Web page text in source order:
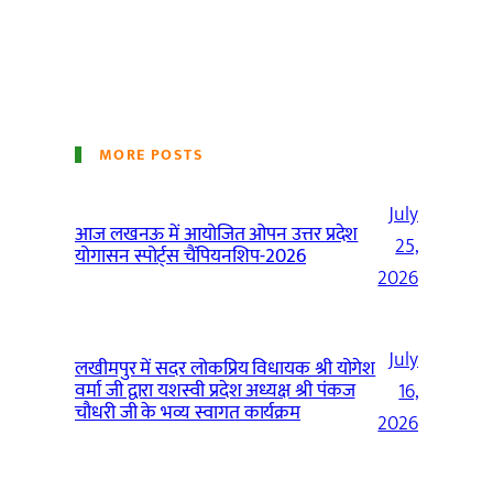
MORE POSTS
आज लखनऊ में आयोजित ओपन उत्तर प्रदेश
योगासन स्पोर्ट्स चैंपियनशिप-2026
July
25,
2026
लखीमपुर में सदर लोकप्रिय विधायक श्री योगेश
वर्मा जी द्वारा यशस्वी प्रदेश अध्यक्ष श्री पंकज
चौधरी जी के भव्य स्वागत कार्यक्रम
July
16,
2026